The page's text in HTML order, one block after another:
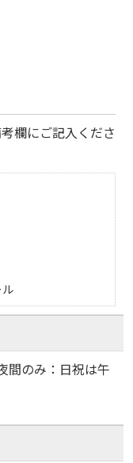
欄にご記入くださ
間のみ：日祝は午